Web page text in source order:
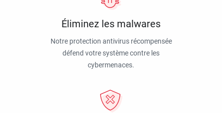
Éliminez les malwares
Notre protection antivirus récompensée
défend votre système contre les
cybermenaces.